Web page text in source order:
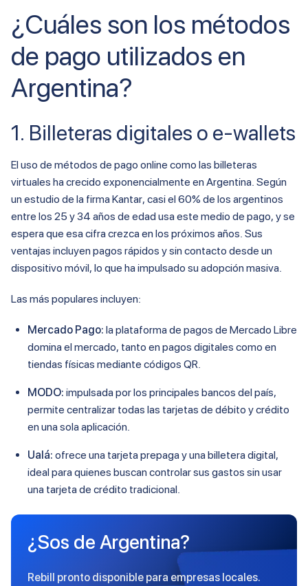
¿Cuáles son los métodos
de pago utilizados en
Argentina?
1. Billeteras digitales o e-wallets
El uso de métodos de pago online como las billeteras
virtuales ha crecido exponencialmente en Argentina. Según
un estudio de la firma Kantar, casi el 60% de los argentinos
entre los 25 y 34 años de edad usa este medio de pago, y se
espera que esa cifra crezca en los próximos años. Sus
ventajas incluyen pagos rápidos y sin contacto desde un
dispositivo móvil, lo que ha impulsado su adopción masiva.
Las más populares incluyen:
Mercado Pago: la plataforma de pagos de Mercado Libre
domina el mercado, tanto en pagos digitales como en
tiendas físicas mediante códigos QR.
MODO: impulsada por los principales bancos del país,
permite centralizar todas las tarjetas de débito y crédito
en una sola aplicación.
Ualá: ofrece una tarjeta prepaga y una billetera digital,
ideal para quienes buscan controlar sus gastos sin usar
una tarjeta de crédito tradicional.
¿Sos de Argentina?
Rebill pronto disponible para empresas locales.